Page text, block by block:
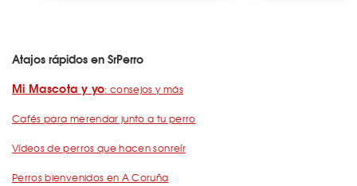
Atajos rápidos en SrPerro
Mi Mascota y yo: consejos y más
Cafés para merendar junto a tu perro
Vídeos de perros que hacen sonreír
Perros bienvenidos en A Coruña